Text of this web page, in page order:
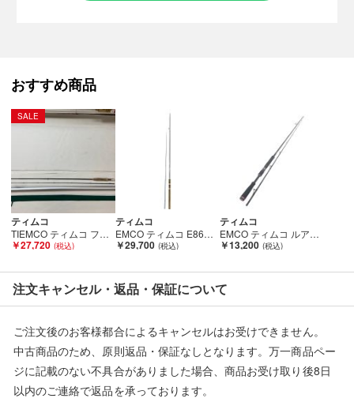
【備考/コメント】
程度B
こちらの商品はお客様から買取させていただいた商品であり、
人の手を経た商品です。
■弊社からは、ご落札やご購入いただいた全てのお客様に評価を
行なっております。
評価ご不要のお客様は、ご落札・ご購入をお控えください。
■弊社（株式会社オカモト）を装った偽装サイトにご注意くださ
い■
装サイト』を確認しておりますが、
当店とは一切関係がございませんのでご注意ください。
おすすめ商品
SALE
ティムコ
TIEMCO ティムコ フライロッド ユーフレック EXP804 ケース付 Bランク
￥27,720
ティムコ
EMCO ティムコ E86ML-2 程度B Bランク
￥29,700
ティムコ
EMCO ティムコ ルアーロッド アルティメットジャーク UJ83Ｍ Aランク
￥13,200
注文キャンセル・返品・保証について
ご注文後のお客様都合によるキャンセルはお受けできません。
中古商品のため、原則返品・保証なしとなります。万一商品ペー
ジに記載のない不具合がありました場合、商品お受け取り後8日
以内のご連絡で返品を承っております。